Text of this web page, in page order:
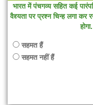
भारत में पंचगव्य सहित कई
वैद्द्यता पर प्रश्न चिन्ह लगा कर
सहमत हैं
सहमत नहीं हैं
सभी थेरेपी के डॉक्टर, वैद्द्य,